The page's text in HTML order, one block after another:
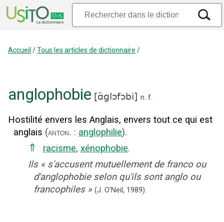
Accueil /Tous les articles de dictionnaire /
anglophobie [ɑ̃glɔfɔbi] n. f.
Hostilité envers les Anglais, envers tout ce qui est
anglais (anton. : anglophilie).
⇑ racisme, xénophobie.
Ils « s'accusent mutuellement de franco ou
d'anglophobie selon qu'ils sont anglo ou
francophiles » (J. O'Neil, 1989).